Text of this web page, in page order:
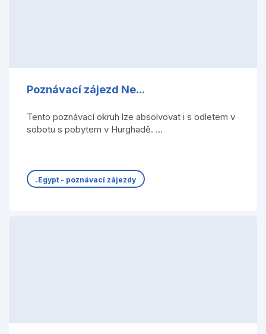
Poznávací zájezd Ne...
Tento poznávací okruh lze absolvovat i s odletem v
sobotu s pobytem v Hurghadě. ...
.Egypt - poznávací zájezdy